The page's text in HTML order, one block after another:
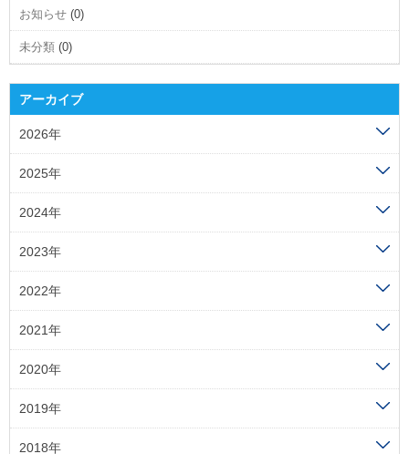
お知らせ (0)
未分類 (0)
アーカイブ
2026年
2025年
2024年
2023年
2022年
2021年
2020年
2019年
2018年